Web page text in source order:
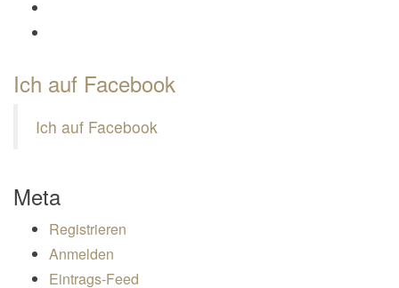
Ich auf Facebook
Ich auf Facebook
Meta
Registrieren
Anmelden
Eintrags-Feed